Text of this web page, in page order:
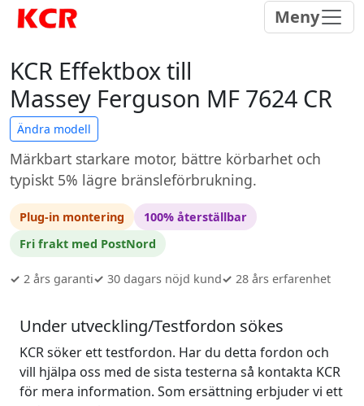
Meny
KCR Effektbox till
Massey Ferguson MF 7624 CR
Ändra modell
Märkbart starkare motor, bättre körbarhet och
typiskt 5% lägre bränsleförbrukning.
Plug-in montering
100% återställbar
Fri frakt med PostNord
✓ 2 års garanti✓ 30 dagars nöjd kund✓ 28 års erfarenhet
Under utveckling/Testfordon sökes
KCR söker ett testfordon. Har du detta fordon och
vill hjälpa oss med de sista testerna så kontakta KCR
för mera information. Som ersättning erbjuder vi ett